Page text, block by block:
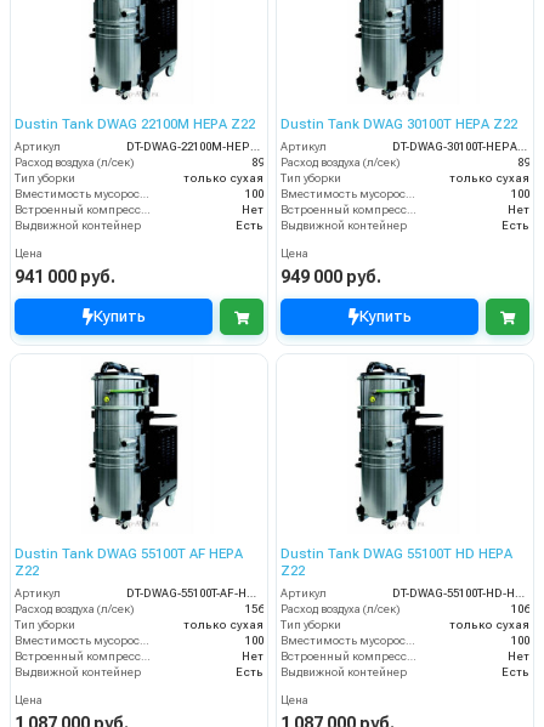
Dustin Tank DWAG 22100M HEPA Z22
Артикул
DT-DWAG-22100M-HEPA-Z22
Расход воздуха (л/сек)
89
Тип уборки
только сухая
Вместимость мусоросборника (л)
100
Встроенный компрессор
Нет
Выдвижной контейнер
Есть
Цена
941 000 руб.
Купить
Dustin Tank DWAG 30100T HEPA Z22
Артикул
DT-DWAG-30100T-HEPA-Z22
Расход воздуха (л/сек)
89
Тип уборки
только сухая
Вместимость мусоросборника (л)
100
Встроенный компрессор
Нет
Выдвижной контейнер
Есть
Цена
949 000 руб.
Купить
Dustin Tank DWAG 55100T AF HEPA
Z22
Артикул
Расход воздуха (л/сек)
156
Тип уборки
только сухая
100
Нет
Выдвижной контейнер
Есть
Цена
1 087 000 руб.
Dustin Tank DWAG 55100T HD HEPA
Z22
Артикул
Расход воздуха (л/сек)
106
Тип уборки
только сухая
100
Нет
Выдвижной контейнер
Есть
Цена
1 087 000 руб.